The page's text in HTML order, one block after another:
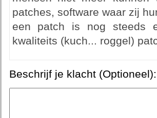
patches, software waar zij
een patch is nog steeds
kwaliteits (kuch... roggel)
Beschrijf je klacht (Optioneel):